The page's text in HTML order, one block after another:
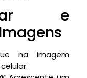
e
na imagem